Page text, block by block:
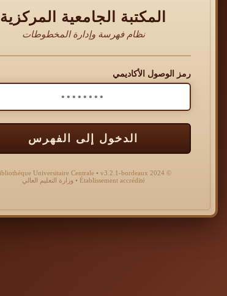
المكتبة الجامعية المركزية
نظام فهرسة وإدارة المخطوطات
رمز الوصول الأكاديمي
الدخول إلى الفهرس
© 2024 Bibliothèque Universitaire Centrale • v3.2.1-bordeaux
Établissement accrédité • وزارة التعليم العالي